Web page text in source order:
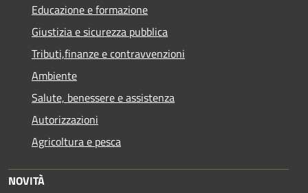
Educazione e formazione
Giustizia e sicurezza pubblica
Tributi,finanze e contravvenzioni
Ambiente
Salute, benessere e assistenza
Autorizzazioni
Agricoltura e pesca
NOVITÀ